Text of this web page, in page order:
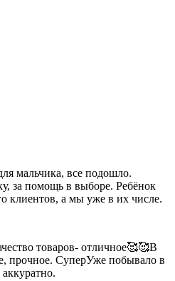
мальчика, все подошло.
за помощь в выборе. Ребёнок
клиентов, а мы уже в их числе.
товаров- отличное🥰🥰В
прочное. СуперУже побывало в